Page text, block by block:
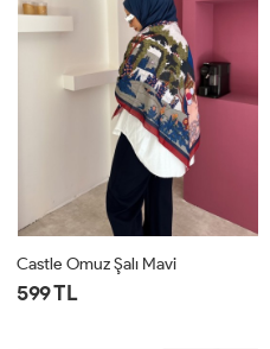
Castle Omuz Şalı Mavi
599 TL